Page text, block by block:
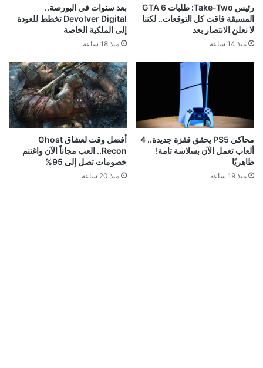
رئيس Take-Two: طلبات GTA 6
المسبقة فاقت كل التوقعات.. لكننا
لا نعلن الانتصار بعد
منذ 14 ساعة
بعد سنوات في البورصة..
Devolver Digital تخطط للعودة
إلى الملكية الخاصة
منذ 18 ساعة
محاكي PS5 يحقق قفزة جديدة.. 4
ألعاب تعمل الآن بسلاسة تامة!
ظاهريًا
منذ 19 ساعة
أفضل وقت لعشاق Ghost
Recon.. العب مجاناً الآن واغتنم
خصومات تصل إلى 95%
منذ 20 ساعة